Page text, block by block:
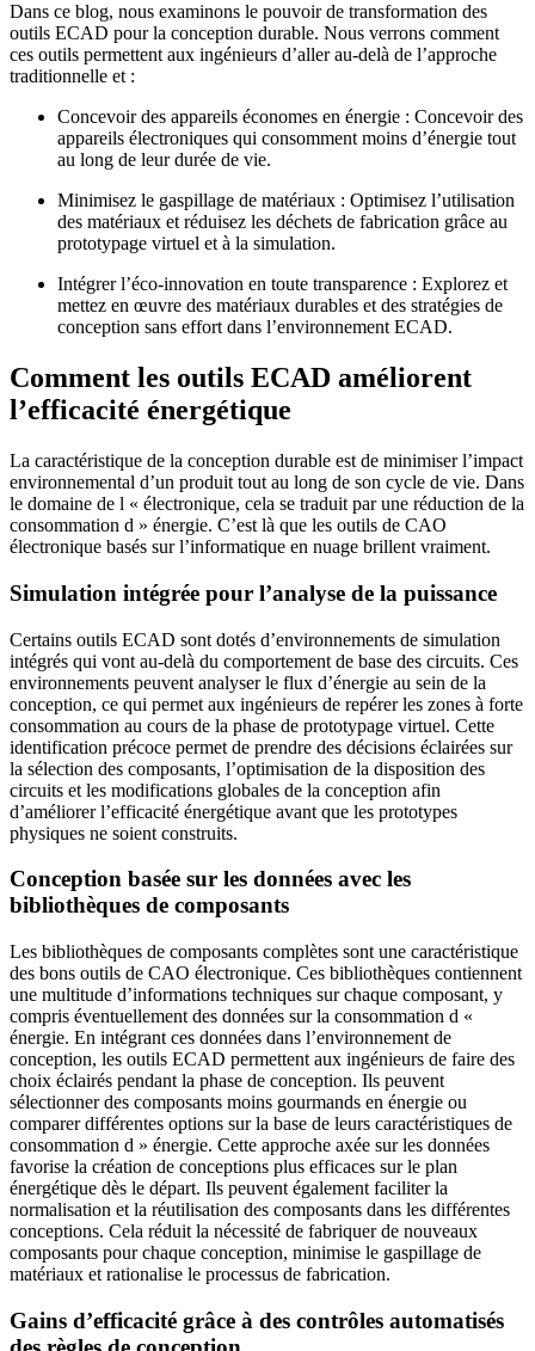
Dans ce blog, nous examinons le pouvoir de transformation des
outils ECAD pour la conception durable. Nous verrons comment
ces outils permettent aux ingénieurs d’aller au-delà de l’approche
traditionnelle et :
Concevoir des appareils économes en énergie : Concevoir des
appareils électroniques qui consomment moins d’énergie tout
au long de leur durée de vie.
Minimisez le gaspillage de matériaux : Optimisez l’utilisation
des matériaux et réduisez les déchets de fabrication grâce au
prototypage virtuel et à la simulation.
Intégrer l’éco-innovation en toute transparence : Explorez et
mettez en œuvre des matériaux durables et des stratégies de
conception sans effort dans l’environnement ECAD.
Comment les outils ECAD améliorent
l’efficacité énergétique
La caractéristique de la conception durable est de minimiser l’impact
environnemental d’un produit tout au long de son cycle de vie. Dans
le domaine de l « électronique, cela se traduit par une réduction de la
consommation d » énergie. C’est là que les outils de CAO
électronique basés sur l’informatique en nuage brillent vraiment.
Simulation intégrée pour l’analyse de la puissance
Certains outils ECAD sont dotés d’environnements de simulation
intégrés qui vont au-delà du comportement de base des circuits. Ces
environnements peuvent analyser le flux d’énergie au sein de la
conception, ce qui permet aux ingénieurs de repérer les zones à forte
consommation au cours de la phase de prototypage virtuel. Cette
identification précoce permet de prendre des décisions éclairées sur
la sélection des composants, l’optimisation de la disposition des
circuits et les modifications globales de la conception afin
d’améliorer l’efficacité énergétique avant que les prototypes
physiques ne soient construits.
Conception basée sur les données avec les
bibliothèques de composants
Les bibliothèques de composants complètes sont une caractéristique
des bons outils de CAO électronique. Ces bibliothèques contiennent
une multitude d’informations techniques sur chaque composant, y
compris éventuellement des données sur la consommation d «
énergie. En intégrant ces données dans l’environnement de
conception, les outils ECAD permettent aux ingénieurs de faire des
choix éclairés pendant la phase de conception. Ils peuvent
sélectionner des composants moins gourmands en énergie ou
comparer différentes options sur la base de leurs caractéristiques de
consommation d » énergie. Cette approche axée sur les données
favorise la création de conceptions plus efficaces sur le plan
énergétique dès le départ. Ils peuvent également faciliter la
normalisation et la réutilisation des composants dans les différentes
conceptions. Cela réduit la nécessité de fabriquer de nouveaux
composants pour chaque conception, minimise le gaspillage de
matériaux et rationalise le processus de fabrication.
Gains d’efficacité grâce à des contrôles automatisés